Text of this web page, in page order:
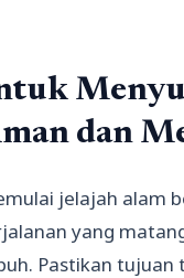
dan
jelajah alam
yang
Pastikan